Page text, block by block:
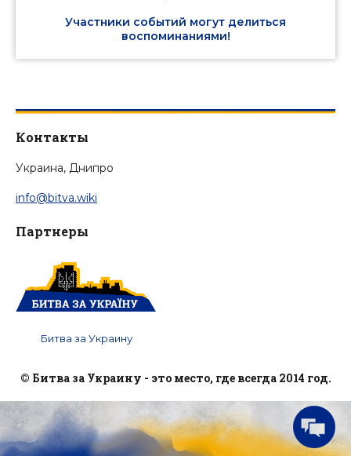
Участники событий могут делиться
воспоминаниями!
Контакты
Украина, Днипро
info@bitva.wiki
Партнеры
Битва за Украину
© Битва за Украину - это место, где всегда 2014 год.